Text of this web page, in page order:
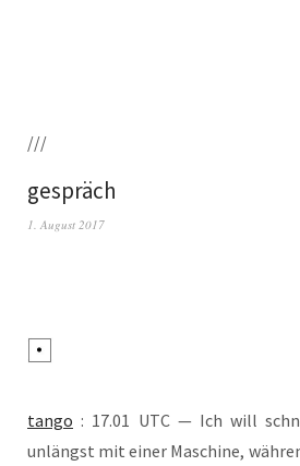
///
gespräch
1. August 2017
tan­go : 17.01 UTC — Ich will
unlängst mit einer Maschi­ne,